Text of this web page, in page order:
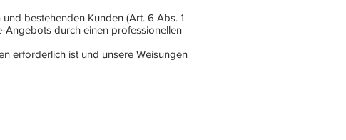
bestehenden Kunden (Art. 6 Abs. 1
Angebots durch einen professionellen
erforderlich ist und unsere Weisungen